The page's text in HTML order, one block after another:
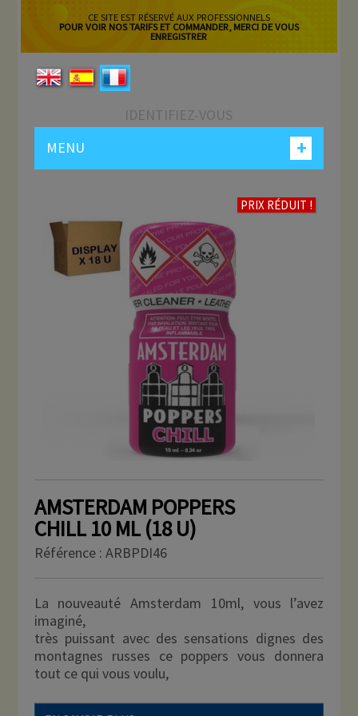
CE SITE EST RÉSERVÉ AUX PROFESSIONNELS
POUR VOIR NOS TARIFS ET COMMANDER, MERCI DE VOUS
ENREGISTRER
IDENTIFIEZ-VOUS
+
MENU
PRIX RÉDUIT !
AMSTERDAM POPPERS
CHILL 10 ML (18 U)
Référence : ARBPDI46
La nouveauté Amsterdam 10ml, vous l’avez
imaginé,
très puissant avec des sensations dignes des
montagnes russes ce poppers vous donnera
tout ce qui vous voulu,